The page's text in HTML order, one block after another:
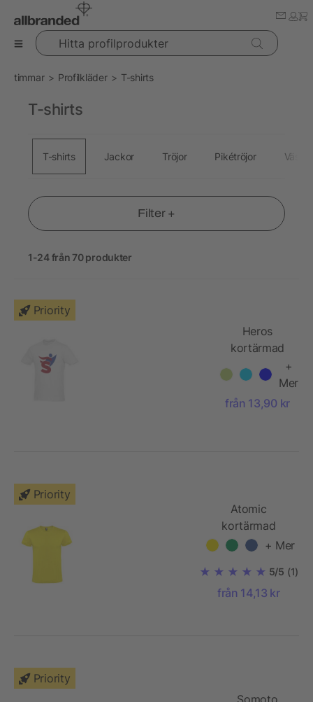
Hitta profilprodukter
timmar Profilkläder T-shirts
Filter +
1-24 från 70 produkter
Priority
Heros
kortärmad
+
Mer
från 13,90 kr
Priority
Atomic
kortärmad
unisex T-shirt
+ Mer
5/5 (1)
från 14,13 kr
Priority
Somoto
T-shirts
T-shirts Jackor Tröjor Pikétröjor Väst